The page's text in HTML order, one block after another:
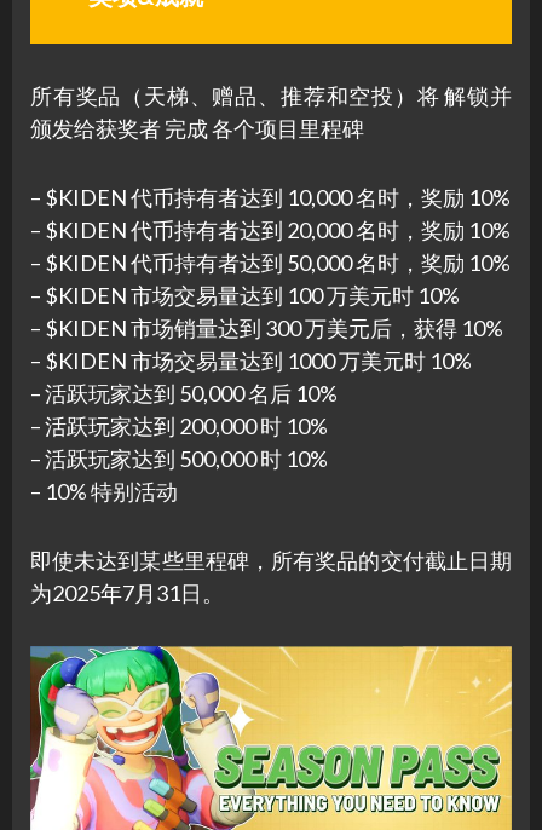
所有奖品（天梯、赠品、推荐和空投）将 解锁并
颁发给获奖者 完成 各个项目里程碑
– $KIDEN 代币持有者达到 10,000 名时，奖励 10%
– $KIDEN 代币持有者达到 20,000 名时，奖励 10%
– $KIDEN 代币持有者达到 50,000 名时，奖励 10%
– $KIDEN 市场交易量达到 100 万美元时 10%
– $KIDEN 市场销量达到 300 万美元后，获得 10%
– $KIDEN 市场交易量达到 1000 万美元时 10%
– 活跃玩家达到 50,000 名后 10%
– 活跃玩家达到 200,000 时 10%
– 活跃玩家达到 500,000 时 10%
– 10% 特别活动
即使未达到某些里程碑，所有奖品的交付截止日期
为2025年7月31日。